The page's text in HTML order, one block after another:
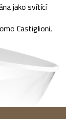
jako svítící
Castiglioni,